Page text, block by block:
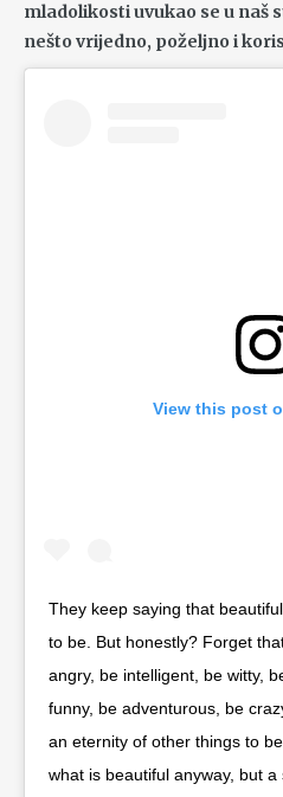
mladolikosti uvukao se u naš
nešto vrijedno, poželjno i
View this post
They keep saying that
to be. But honestly? Forget
angry, be intelligent, be witty,
funny, be adventurous, be
an eternity of other things to
what is beautiful anyway, but